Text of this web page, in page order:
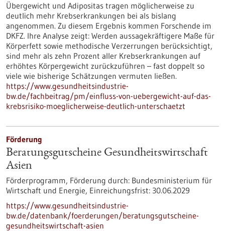
Übergewicht und Adipositas tragen möglicherweise zu
deutlich mehr Krebserkrankungen bei als bislang
angenommen. Zu diesem Ergebnis kommen Forschende im
DKFZ. Ihre Analyse zeigt: Werden aussagekräftigere Maße für
Körperfett sowie methodische Verzerrungen berücksichtigt,
sind mehr als zehn Prozent aller Krebserkrankungen auf
erhöhtes Körpergewicht zurückzuführen – fast doppelt so
viele wie bisherige Schätzungen vermuten ließen.
https://www.gesundheitsindustrie-
bw.de/fachbeitrag/pm/einfluss-von-uebergewicht-auf-das-
krebsrisiko-moeglicherweise-deutlich-unterschaetzt
Förderung
Beratungsgutscheine Gesundheitswirtschaft
Asien
Förderprogramm, Förderung durch: Bundesministerium für
Wirtschaft und Energie, Einreichungsfrist: 30.06.2029
https://www.gesundheitsindustrie-
bw.de/datenbank/foerderungen/beratungsgutscheine-
gesundheitswirtschaft-asien